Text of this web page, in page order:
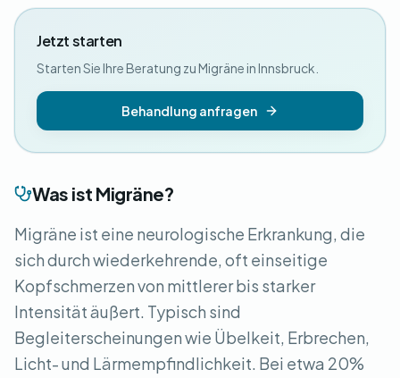
Was ist Migräne?
Migräne ist eine neurologische Erkrankung, die
sich durch wiederkehrende, oft einseitige
Kopfschmerzen von mittlerer bis starker
Intensität äußert. Typisch sind
Begleiterscheinungen wie Übelkeit, Erbrechen,
Licht- und Lärmempfindlichkeit. Bei etwa 20%
Jetzt starten
Starten Sie Ihre Beratung zu Migräne in Innsbruck.
Behandlung anfragen